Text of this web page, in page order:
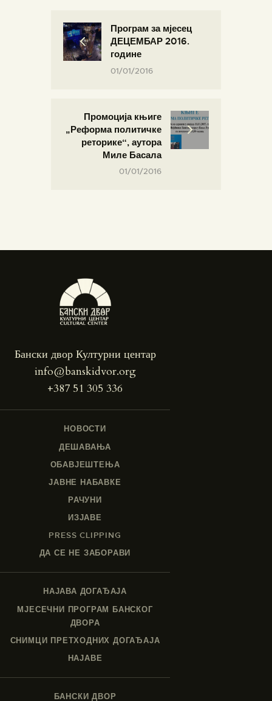
Програм за мјесец
ДЕЦЕМБАР 2016.
године
01/01/2016
Промоција књиге
„Реформа политичке
реторике“, аутора
Миле Басала
01/01/2016
Бански двор Културни центар
info@banskidvor.org
+387 51 305 336
НОВОСТИ
ДЕШАВАЊА
ОБАВЈЕШТЕЊА
ЈАВНЕ НАБАВКЕ
РАЧУНИ
ИЗЈАВЕ
PRESS CLIPPING
ДА СЕ НЕ ЗАБОРАВИ
НАЈАВА ДОГАЂАЈА
МЈЕСЕЧНИ ПРОГРАМ БАНСКОГ
ДВОРА
СНИМЦИ ПРЕТХОДНИХ ДОГАЂАЈА
НАЈАВЕ
БАНСКИ ДВОР